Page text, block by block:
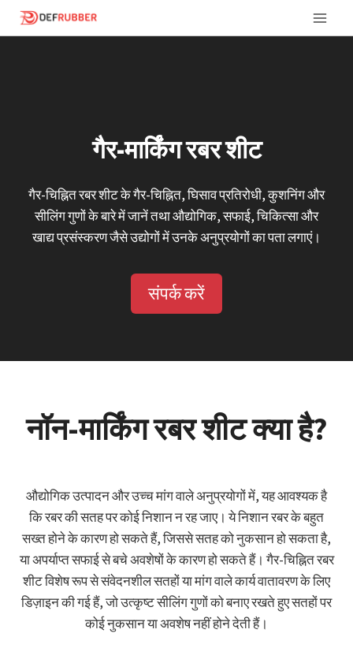
छोड़कर
गैर-मार्किंग रबर शीट
गैर-चिह्नित रबर शीट के गैर-चिह्नित, घिसाव प्रतिरोधी, कुशनिंग और
सीलिंग गुणों के बारे में जानें तथा औद्योगिक, सफाई, चिकित्सा और
खाद्य प्रसंस्करण जैसे उद्योगों में उनके अनुप्रयोगों का पता लगाएं।
संपर्क करें
नॉन-मार्किंग रबर शीट क्या है?
औद्योगिक उत्पादन और उच्च मांग वाले अनुप्रयोगों में, यह आवश्यक है
कि रबर की सतह पर कोई निशान न रह जाए। ये निशान रबर के बहुत
सख्त होने के कारण हो सकते हैं, जिससे सतह को नुकसान हो सकता है,
या अपर्याप्त सफाई से बचे अवशेषों के कारण हो सकते हैं। गैर-चिह्नित रबर
शीट विशेष रूप से संवेदनशील सतहों या मांग वाले कार्य वातावरण के लिए
डिज़ाइन की गई हैं, जो उत्कृष्ट सीलिंग गुणों को बनाए रखते हुए सतहों पर
कोई नुकसान या अवशेष नहीं होने देती हैं।